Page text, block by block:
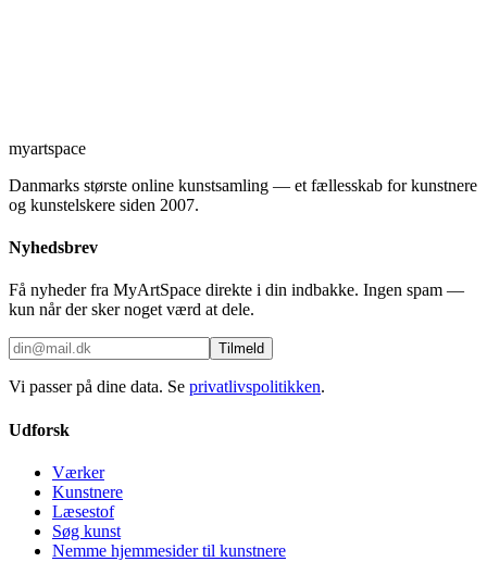
myartspace
Danmarks største online kunstsamling — et fællesskab for kunstnere
og kunstelskere siden 2007.
Nyhedsbrev
Få nyheder fra MyArtSpace direkte i din indbakke. Ingen spam —
kun når der sker noget værd at dele.
Tilmeld
Vi passer på dine data. Se privatlivspolitikken.
Udforsk
Værker
Kunstnere
Læsestof
Søg kunst
Nemme hjemmesider til kunstnere